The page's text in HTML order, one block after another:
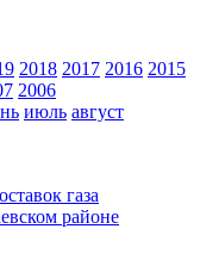
2018 2017 2016 2015
2006
июль август
газа
районе